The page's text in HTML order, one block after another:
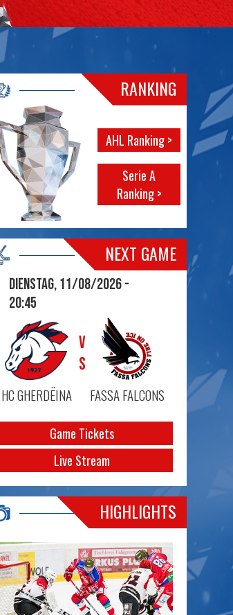
RANKING
AHL Ranking >
Serie A
Ranking >
NEXT GAME
Dienstag, 11/08/2026 -
20:45
HC GHERDËINA
VS
FASSA FALCONS
Game Tickets
Live Stream
HIGHLIGHTS